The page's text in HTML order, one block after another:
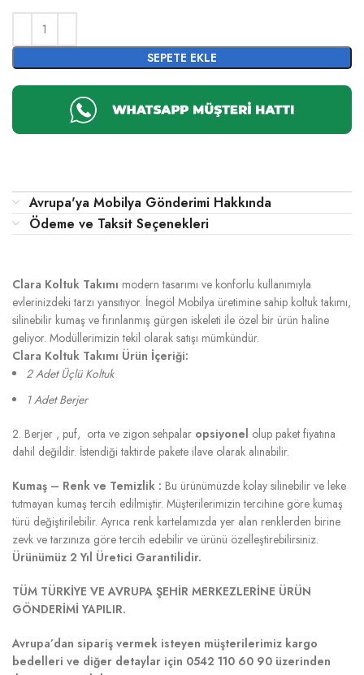
SEPETE EKLE
Avrupa'ya Mobilya Gönderimi Hakkında
Ödeme ve Taksit Seçenekleri
Clara Koltuk Takımı modern tasarımı ve konforlu kullanımıyla
evlerinizdeki tarzı yansıtıyor. İnegöl Mobilya üretimine sahip koltuk takımı,
silinebilir kumaş ve fırınlanmış gürgen iskeleti ile özel bir ürün haline
geliyor. Modüllerimizin tekil olarak satışı mümkündür.
Clara Koltuk Takımı Ürün İçeriği:
2 Adet Üçlü Koltuk
1 Adet Berjer
2. Berjer , puf, orta ve zigon sehpalar opsiyonel olup paket fiyatına
dahil değildir. İstendiği taktirde pakete ilave olarak alınabilir.
Kumaş – Renk ve Temizlik : Bu ürünümüzde kolay silinebilir ve leke
tutmayan kumaş tercih edilmiştir. Müşterilerimizin tercihine göre kumaş
türü değiştirilebilir. Ayrıca renk kartelamızda yer alan renklerden birine
zevk ve tarzınıza göre tercih edebilir ve ürünü özelleştirebilirsiniz.
Ürünümüz 2 Yıl Üretici Garantilidir.
TÜM TÜRKİYE VE AVRUPA ŞEHİR MERKEZLERİNE ÜRÜN
GÖNDERİMİ YAPILIR.
Avrupa’dan sipariş vermek isteyen müşterilerimiz kargo
bedelleri ve diğer detaylar için 0542 110 60 90 üzerinden